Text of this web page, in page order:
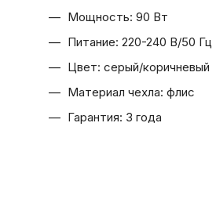
Мощность: 90 Вт
Питание: 220-240 В/50 Гц
Цвет: серый/коричневый
Материал чехла: флис
Гарантия: 3 года